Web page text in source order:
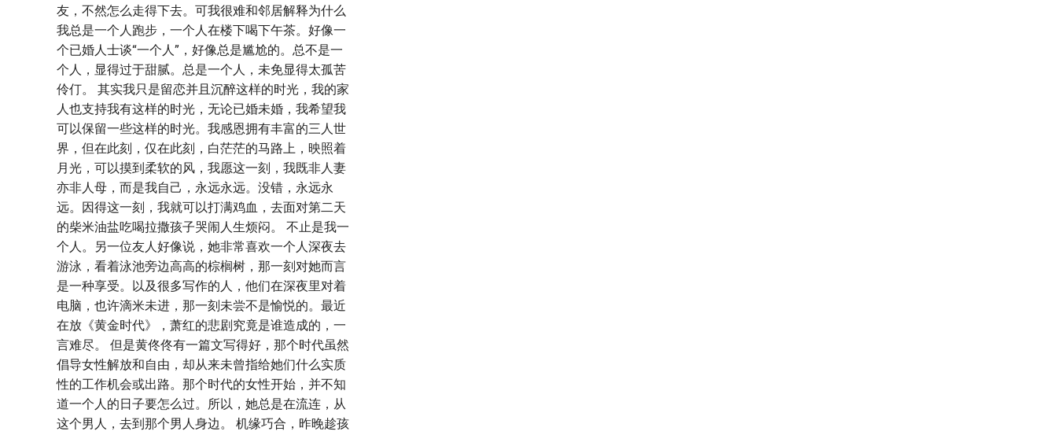
友，不然怎么走得下去。可我很难和邻居解释为什么
我总是一个人跑步，一个人在楼下喝下午茶。好像一
个已婚人士谈“一个人”，好像总是尴尬的。总不是一
个人，显得过于甜腻。总是一个人，未免显得太孤苦
伶仃。 其实我只是留恋并且沉醉这样的时光，我的家
人也支持我有这样的时光，无论已婚未婚，我希望我
可以保留一些这样的时光。我感恩拥有丰富的三人世
界，但在此刻，仅在此刻，白茫茫的马路上，映照着
月光，可以摸到柔软的风，我愿这一刻，我既非人妻
亦非人母，而是我自己，永远永远。没错，永远永
远。因得这一刻，我就可以打满鸡血，去面对第二天
的柴米油盐吃喝拉撒孩子哭闹人生烦闷。 不止是我一
个人。另一位友人好像说，她非常喜欢一个人深夜去
游泳，看着泳池旁边高高的棕榈树，那一刻对她而言
是一种享受。以及很多写作的人，他们在深夜里对着
电脑，也许滴米未进，那一刻未尝不是愉悦的。最近
在放《黄金时代》，萧红的悲剧究竟是谁造成的，一
言难尽。 但是黄佟佟有一篇文写得好，那个时代虽然
倡导女性解放和自由，却从来未曾指给她们什么实质
性的工作机会或出路。那个时代的女性开始，并不知
道一个人的日子要怎么过。所以，她总是在流连，从
这个男人，去到那个男人身边。 机缘巧合，昨晚趁孩